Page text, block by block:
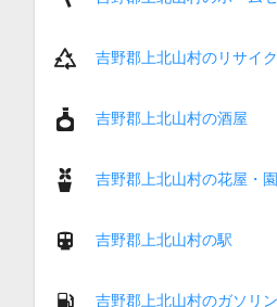
吉野郡上北山村のリサイ
吉野郡上北山村の酒屋
吉野郡上北山村の花屋・
吉野郡上北山村の駅
吉野郡上北山村のガソリ